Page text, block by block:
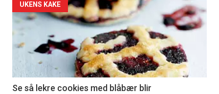
UKENS KAKE
Se så lekre cookies med blåbær blir